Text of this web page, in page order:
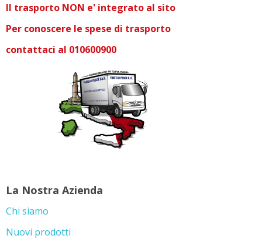
Il trasporto NON e' integrato al sito
Per conoscere le spese di trasporto
contattaci al 010600900
La Nostra Azienda
Chi siamo
Nuovi prodotti